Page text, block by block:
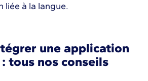
liée à la langue.
une application
: tous nos conseils